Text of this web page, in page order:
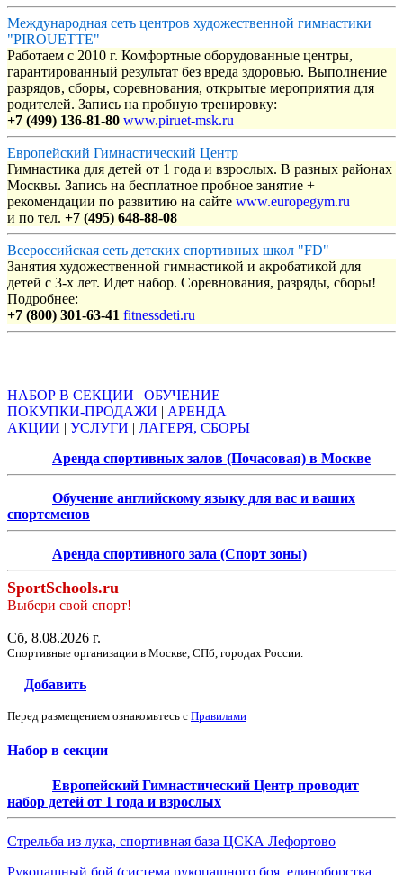
Международная сеть центров художественной гимнастики
"PIROUETTE"
Работаем с 2010 г. Комфортные оборудованные центры,
гарантированный результат без вреда здоровью. Выполнение
разрядов, сборы, соревнования, открытые мероприятия для
родителей. Запись на пробную тренировку:
+7 (499) 136-81-80 www.piruet-msk.ru
Европейский Гимнастический Центр
Гимнастика для детей от 1 года и взрослых. В разных районах
Москвы. Запись на бесплатное пробное занятие +
рекомендации по развитию на сайте www.europegym.ru
и по тел. +7 (495) 648-88-08
Всероссийская сеть детских спортивных школ "FD"
Занятия художественной гимнастикой и акробатикой для
детей с 3-х лет. Идет набор. Соревнования, разряды, сборы!
Подробнее:
+7 (800) 301-63-41 fitnessdeti.ru
НАБОР В СЕКЦИИ | ОБУЧЕНИЕ
ПОКУПКИ-ПРОДАЖИ | АРЕНДА
АКЦИИ | УСЛУГИ | ЛАГЕРЯ, СБОРЫ
Аренда спортивных залов (Почасовая) в Москве
Обучение английскому языку для вас и ваших
спортсменов
Аренда спортивного зала (Спорт зоны)
SportSchools.ru
Выбери свой спорт!
Сб, 8.08.2026 г.
Спортивные организации в Москве, СПб, городах России.
Добавить
Перед размещением ознакомьтесь с Правилами
Набор в секции
Европейский Гимнастический Центр проводит
набор детей от 1 года и взрослых
Стрельба из лука, спортивная база ЦСКА Лефортово